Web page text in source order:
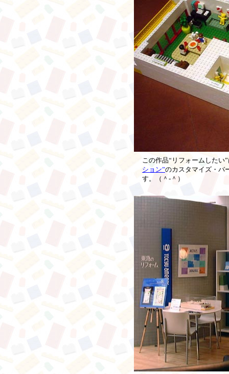
この作品“リフォームしたい
ション”のカスタマイズ・バ
す。（＾‐＾）